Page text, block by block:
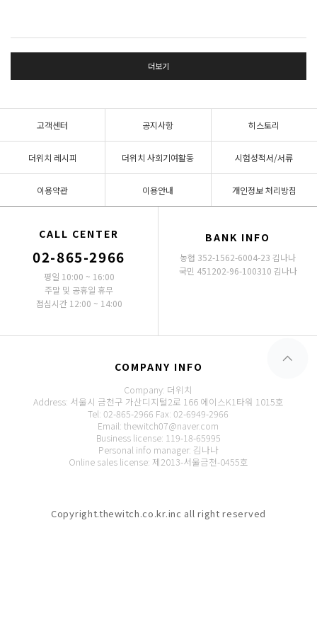
더보기
고객센터 공지사항 히스토리
더위치 레시피 더위치 사회기여활동 시험성적서/서류
이용약관 이용안내 개인정보 처리방침
CALL CENTER
02-865-2966
평일 10:00 ~ 16:00
주말 및 공휴일 휴무
점심시간 12:00 ~ 14:00
BANK INFO
농협 352-1562-6004-23 김나나
국민 451202-96-100310 김나나
COMPANY INFO
Company: 더위치
Address: 서울시 금천구 가산디지털2로 166 에이스K1타워 1015호
Tel: 02-865-2966 Fax: 02-6949-2966
Email: thewitch07@naver.com
Business license: 119-18-65995
Personal info manager: 김나나
Online sales license: 제2013-서울금천-0455호
Copyright.thewitch.co.kr.inc all right reserved